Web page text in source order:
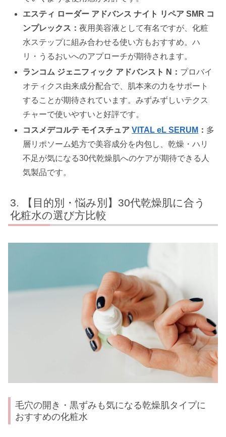
エスティ ローダー アドバンス ナイト リペア SMR コ
ンプレックス：夜用美容液として有名ですが、化粧
水ステップに組み合わせる使い方もおすすめ。ハ
リ・うるおいへのアプローチが期待されます。
ランコム ジェニフィック アドバンスト N： プロバイ
オティクス由来成分配合で、肌本来の力をサポート
することが期待されています。みずみずしいテクス
チャーで使いやすいと好評です。
コスメデコルテ モイスチュアVITAL eL SERUM ： 多
層リポソーム処方で美容成分を内包し、乾燥・ハリ
不足が気になる30代乾燥肌へのケアが期待できる人
気製品です。
【目的別・悩み別】30代乾燥肌に合う
化粧水の選び方比較
毛穴の開き・黒ずみも気になる乾燥肌タイプに
おすすめの化粧水